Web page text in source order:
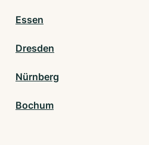
Essen
Dresden
Nürnberg
Bochum